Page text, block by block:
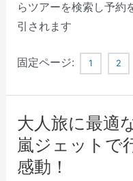
らツアーを検索し予約
引されます
固定ページ: 1 2
大人旅に最適
嵐ジェットで
感動！